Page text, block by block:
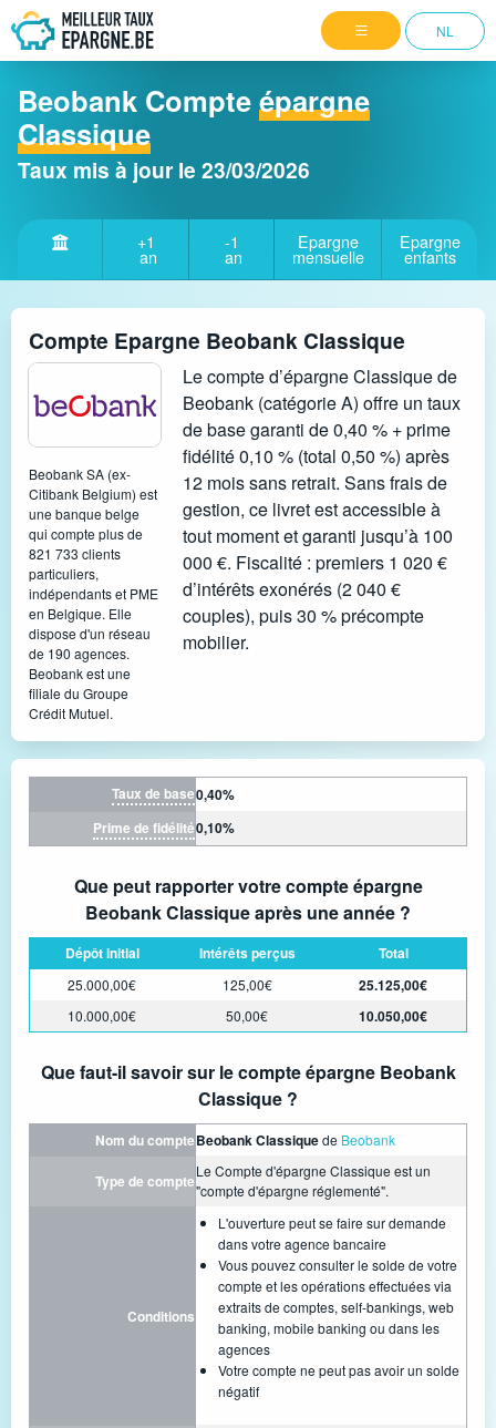
NL
Beobank Compteépargne
Classique
Taux mis à jour le 23/03/2026
+1
an
-1
an
Epargne
mensuelle
Epargne
enfants
Compte Epargne Beobank Classique
Beobank SA (ex-
Citibank Belgium) est
une banque belge
qui compte plus de
821 733 clients
particuliers,
indépendants et PME
en Belgique. Elle
dispose d'un réseau
de 190 agences.
Beobank est une
filiale du Groupe
Crédit Mutuel.
Le compte d’épargne Classique de
Beobank (catégorie A) offre un taux
de base garanti de 0,40 % + prime
fidélité 0,10 % (total 0,50 %) après
12 mois sans retrait. Sans frais de
gestion, ce livret est accessible à
tout moment et garanti jusqu’à 100
000 €. Fiscalité : premiers 1 020 €
d’intérêts exonérés (2 040 €
couples), puis 30 % précompte
mobilier.
Taux de base0,40%
Prime de fidélité0,10%
Que peut rapporter votre compte épargne
Beobank Classique après une année ?
Dépôt initial Intérêts perçus Total
25.000,00€ 125,00€ 25.125,00€
10.000,00€ 50,00€ 10.050,00€
Que faut-il savoir sur le compte épargne Beobank
Classique ?
Nom du compteBeobank Classiquede Beobank
Type de compte
Le Compte d'épargne Classique est un
"compte d'épargne réglementé".
Conditions
L'ouverture peut se faire sur demande
dans votre agence bancaire
Vous pouvez consulter le solde de votre
compte et les opérations effectuées via
extraits de comptes, self-bankings, web
banking, mobile banking ou dans les
agences
Votre compte ne peut pas avoir un solde
négatif